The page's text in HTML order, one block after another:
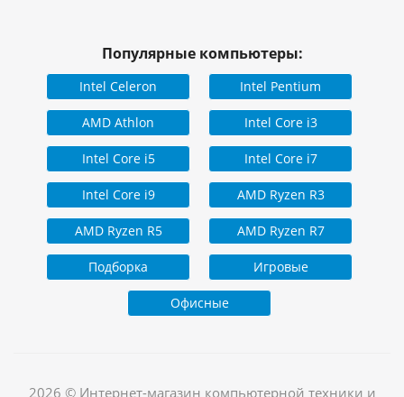
Популярные компьютеры:
Intel Celeron Intel Pentium
AMD Athlon Intel Core i3
Intel Core i5 Intel Core i7
Intel Core i9 AMD Ryzen R3
AMD Ryzen R5 AMD Ryzen R7
Подборка Игровые
Офисные
2026 © Интернет-магазин компьютерной техники и